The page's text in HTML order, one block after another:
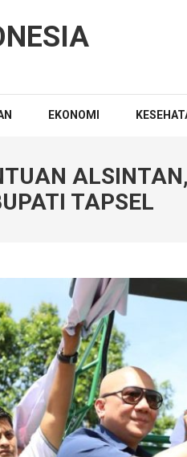
EKONOMI
TAPSEL